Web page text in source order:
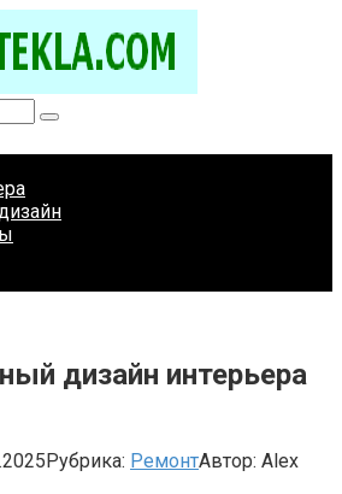
дизайн интерьера
Рубрика: РемонтАвтор: Alex